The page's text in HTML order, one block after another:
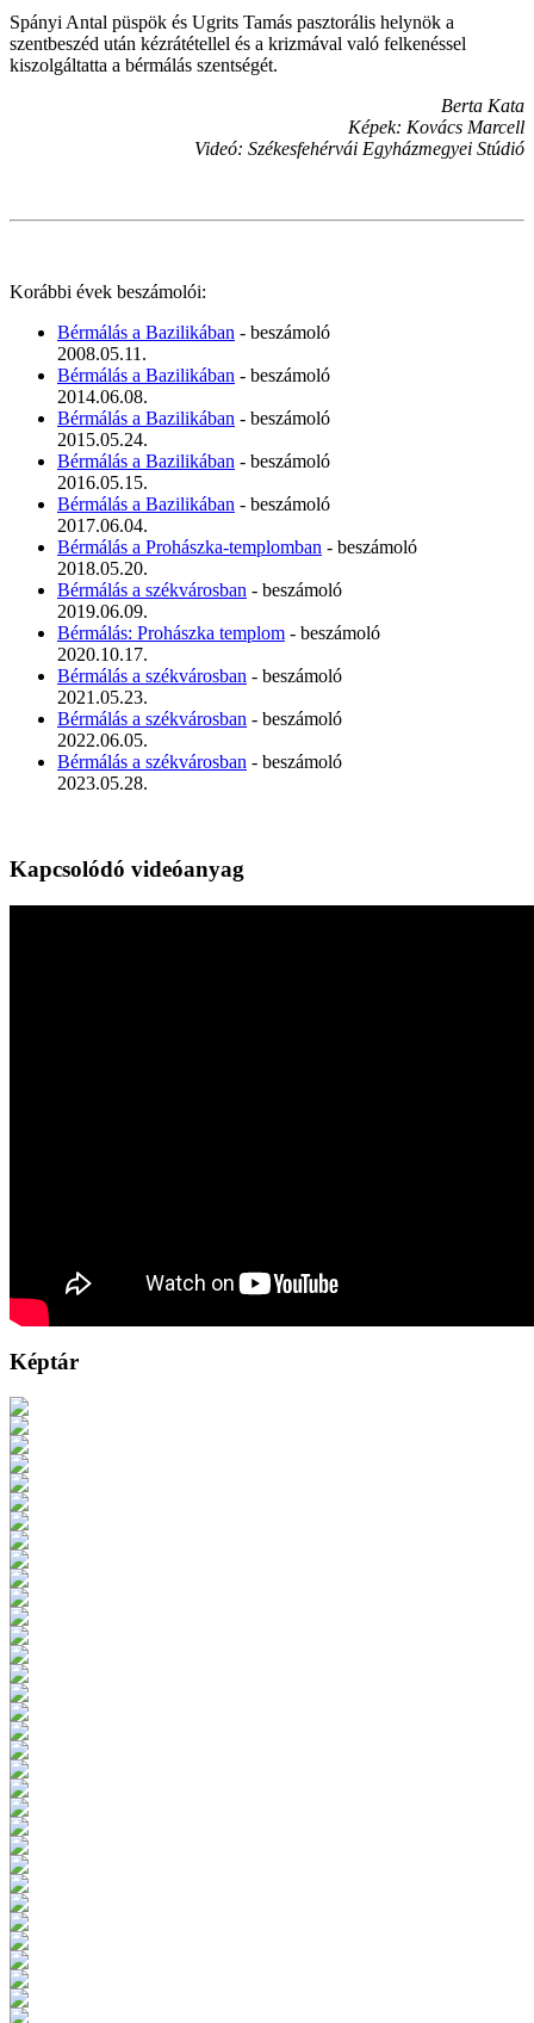
Spányi Antal püspök és Ugrits Tamás pasztorális helynök a
szentbeszéd után kézrátétellel és a krizmával való felkenéssel
kiszolgáltatta a bérmálás szentségét.
Berta Kata
Képek: Kovács Marcell
Videó: Székesfehérvái Egyházmegyei Stúdió
Korábbi évek beszámolói:
Bérmálás a Bazilikában - beszámoló
2008.05.11.
Bérmálás a Bazilikában - beszámoló
2014.06.08.
Bérmálás a Bazilikában - beszámoló
2015.05.24.
Bérmálás a Bazilikában - beszámoló
2016.05.15.
Bérmálás a Bazilikában - beszámoló
2017.06.04.
Bérmálás a Prohászka-templomban - beszámoló
2018.05.20.
Bérmálás a székvárosban - beszámoló
2019.06.09.
Bérmálás: Prohászka templom - beszámoló
2020.10.17.
Bérmálás a székvárosban - beszámoló
2021.05.23.
Bérmálás a székvárosban - beszámoló
2022.06.05.
Bérmálás a székvárosban - beszámoló
2023.05.28.
Kapcsolódó videóanyag
Képtár